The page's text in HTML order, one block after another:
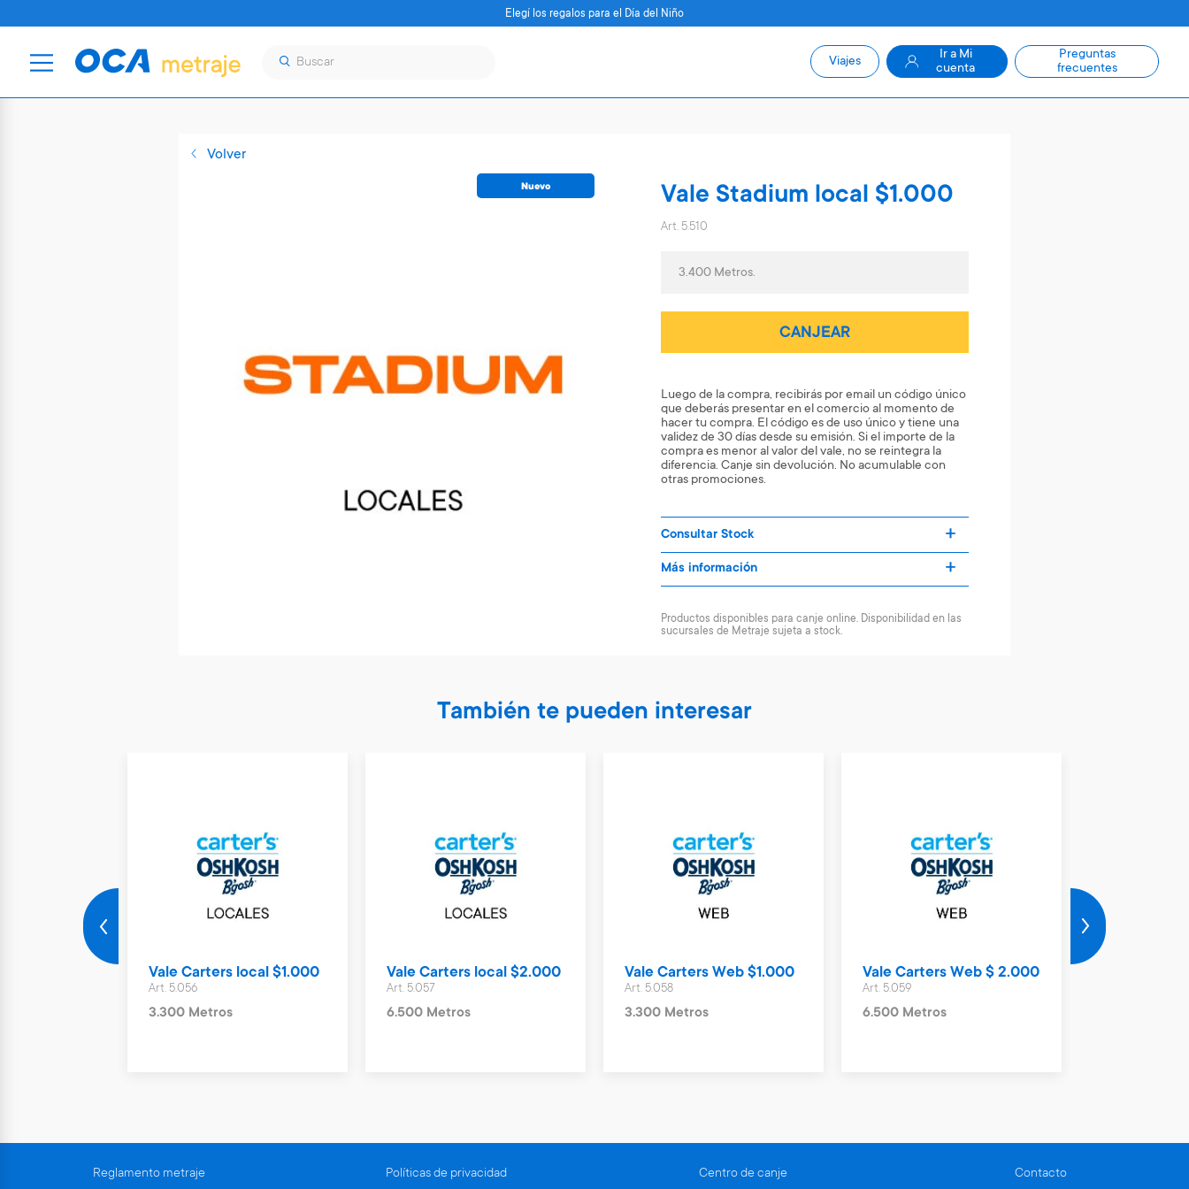
Volver
Nuevo Vale Stadium local $1.000
Art. 5.510
3.400 Metros.
CANJEAR
Luego de la compra, recibirás por email un código único
que deberás presentar en el comercio al momento de
hacer tu compra. El código es de uso único y tiene una
validez de 30 días desde su emisión. Si el importe de la
compra es menor al valor del vale, no se reintegra la
diferencia. Canje sin devolución. No acumulable con
otras promociones.
Consultar Stock
Más información
Productos disponibles para canje online. Disponibilidad en las
sucursales de Metraje sujeta a stock.
También te pueden interesar
Vale Carters local $1.000
Art. 5.056
3.300 Metros
Vale Carters local $2.000
Art. 5.057
6.500 Metros
Vale Carters Web $1.000
Art. 5.058
3.300 Metros
Vale Carters Web $ 2.000
Art. 5.059
6.500 Metros
Elegí los regalos para el Día del Niño
Viajes
Ir a Mi
cuenta
Preguntas
frecuentes
Reglamento metraje Políticas de privacidad Centro de canje Contacto